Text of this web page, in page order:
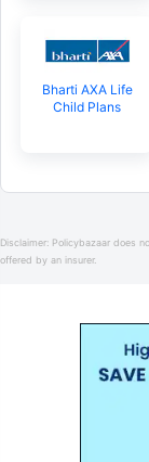
Bharti AXA Life
Child Plans
Disclaimer: Policybazaar does
offered by an insurer.